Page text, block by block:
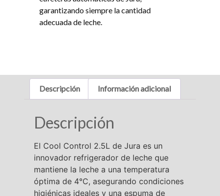
garantizando siempre la cantidad
adecuada de leche.
Descripción Información adicional
Descripción
El Cool Control 2.5L de Jura es un
innovador refrigerador de leche que
mantiene la leche a una temperatura
óptima de 4°C, asegurando condiciones
higiénicas ideales y una espuma de